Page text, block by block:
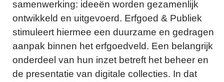
samenwerking: ideeën worden gezamenlijk
ontwikkeld en uitgevoerd. Erfgoed & Publiek
stimuleert hiermee een duurzame en gedragen
aanpak binnen het erfgoedveld. Een belangrijk
onderdeel van hun inzet betreft het beheer en
de presentatie van digitale collecties. In dat